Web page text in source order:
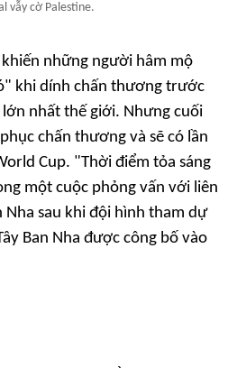
vẫy cờ Palestine.
những người hâm mộ
khi dính chấn thương trước
nhất thế giới. Nhưng cuối
chấn thương và sẽ có lần
Cup. "Thời điểm tỏa sáng
một cuộc phỏng vấn với liên
Nha sau khi đội hình tham dự
Ban Nha được công bố vào